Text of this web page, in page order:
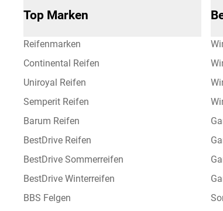
Top Marken
Reifenmarken
Continental Reifen
Uniroyal Reifen
Semperit Reifen
Barum Reifen
BestDrive Reifen
BestDrive Sommerreifen
BestDrive Winterreifen
BBS Felgen